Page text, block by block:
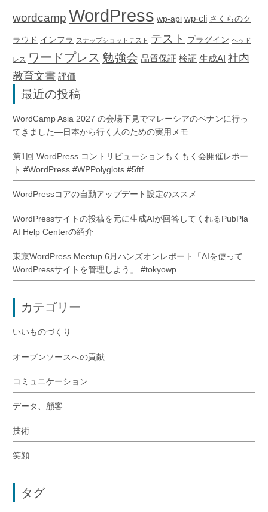
wordcamp WordPress wp-api wp-cli さくらのク
ラウド インフラ スナップショットテスト テスト プラグイン ヘッド
レス ワードプレス 勉強会 品質保証 検証 生成AI 社内
教育文書 評価
最近の投稿
WordCamp Asia 2027 の会場下見でマレーシアのペナンに行っ
てきました―日本から行く人のための実用メモ
第1回 WordPress コントリビューションもくもく会開催レポー
ト #WordPress #WPPolyglots #5ftf
WordPressコアの自動アップデート設定のススメ
WordPressサイトの投稿を元に生成AIが回答してくれるPubPla
AI Help Centerの紹介
東京WordPress Meetup 6月ハンズオンレポート「AIを使って
WordPressサイトを管理しよう」 #tokyowp
カテゴリー
いいものづくり
オープンソースへの貢献
コミュニケーション
データ、顧客
技術
笑顔
タグ